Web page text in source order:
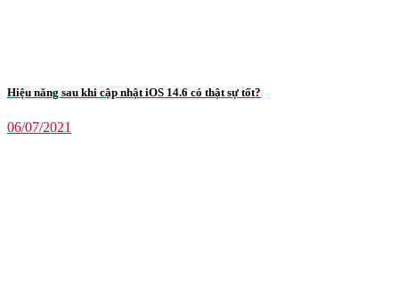
Hiệu năng sau khi cập nhật iOS 14.6 có thật sự tốt?
06/07/2021